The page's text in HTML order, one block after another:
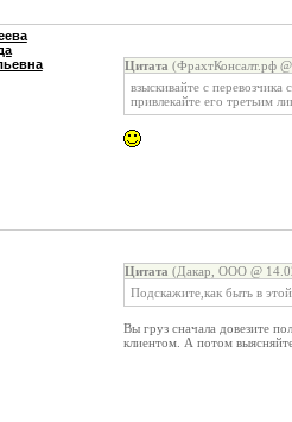
Цитата (ФрахтКонсалт.рф
взыскивайте с перевозчика
привлекайте его третьим
Цитата (Дакар, ООО @
Подскажите,как быть в
Вы груз сначала довезите
клиентом. А потом